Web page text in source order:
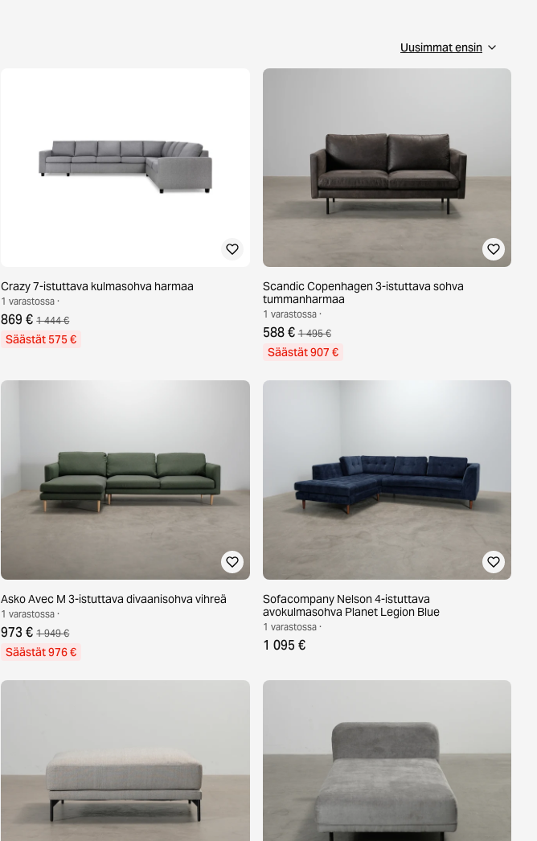
Crazy 7-istuttava kulmasohva harmaa
1 varastossa ·
869 € 1 444 €
Säästät 575 €
Scandic Copenhagen 3-istuttava sohva
tummanharmaa
1 varastossa ·
588 € 1 495 €
Säästät 907 €
Asko Avec M 3-istuttava divaanisohva vihreä
1 varastossa ·
973 € 1 949 €
Säästät 976 €
Sofacompany Nelson 4-istuttava
avokulmasohva Planet Legion Blue
1 varastossa ·
1 095 €